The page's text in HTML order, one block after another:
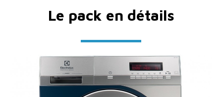
Le pack en détails